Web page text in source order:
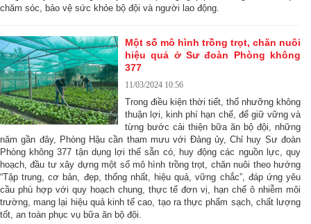
chăm sóc, bảo vệ sức khỏe bộ đội và người lao động.
Một số mô hình trồng trọt, chăn nuôi
hiệu quả ở Sư đoàn Phòng không
377
11/03/2024 10:56
Trong điều kiện thời tiết, thổ nhưỡng không
thuận lợi, kinh phí hạn chế, để giữ vững và
từng bước cải thiện bữa ăn bộ đội, những
năm gần đây, Phòng Hậu cần tham mưu với Đảng ủy, Chỉ huy Sư đoàn
Phòng không 377 tận dụng lợi thế sẵn có, huy động các nguồn lực, quy
hoạch, đầu tư xây dựng một số mô hình trồng trọt, chăn nuôi theo hướng
“Tập trung, cơ bản, đẹp, thống nhất, hiệu quả, vững chắc”, đáp ứng yêu
cầu phù hợp với quy hoạch chung, thực tế đơn vị, hạn chế ô nhiễm môi
trường, mang lại hiệu quả kinh tế cao, tạo ra thực phẩm sạch, chất lượng
tốt, an toàn phục vụ bữa ăn bộ đội.